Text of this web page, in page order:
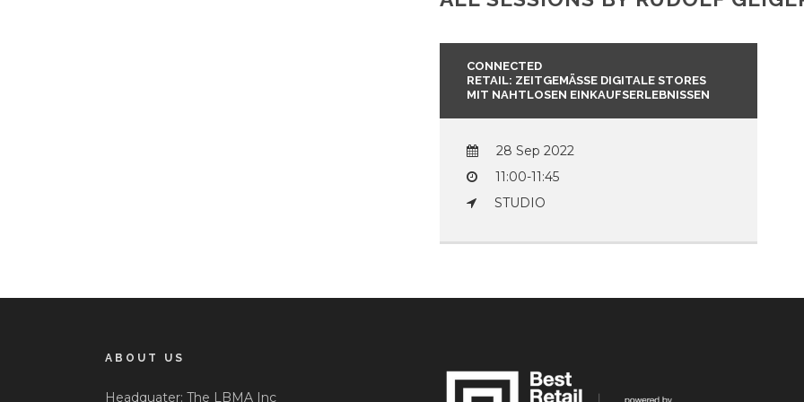
CONNECTED
RETAIL: ZEITGEMÄSSE DIGITALE STORES M
IT NAHTLOSEN EINKAUFSERLEBNISSEN
28 Sep 2022
11:00-11:45
STUDIO
ABOUT US
Headquater: The LBMA Inc